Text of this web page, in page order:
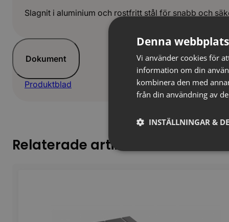
Slagnit i aluminium och rostfritt stål för snabb och
Dokument
Produktblad
Relaterade artiklar
Denna
Vi använder cookies för
information om din
kombinera den med
från din användning av
INSTÄLLNINGAR &